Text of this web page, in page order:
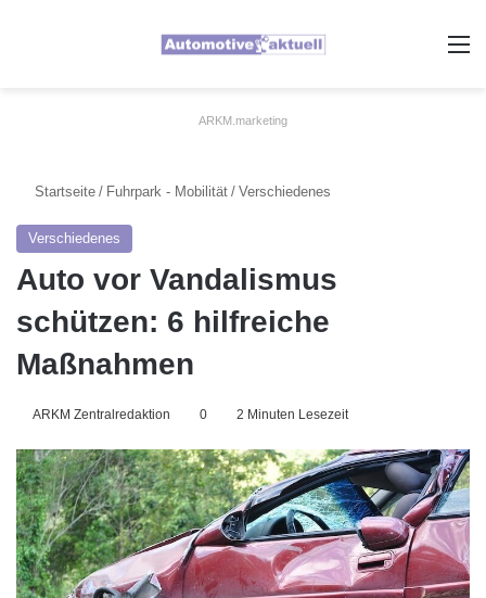
ARKM.marketing
Startseite / Fuhrpark - Mobilität / Verschiedenes
Verschiedenes
Auto vor Vandalismus
schützen: 6 hilfreiche
Maßnahmen
ARKM Zentralredaktion 0 2 Minuten Lesezeit